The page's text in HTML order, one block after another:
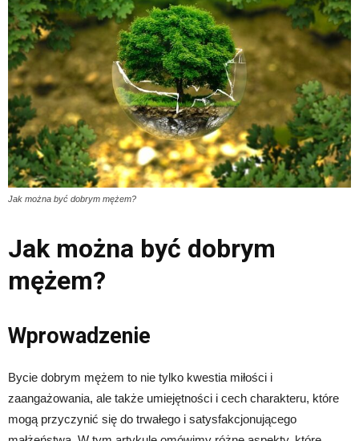
Jak można być dobrym mężem?
Jak można być dobrym
mężem?
Wprowadzenie
Bycie dobrym mężem to nie tylko kwestia miłości i
zaangażowania, ale także umiejętności i cech charakteru, które
mogą przyczynić się do trwałego i satysfakcjonującego